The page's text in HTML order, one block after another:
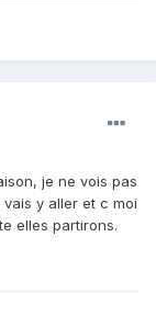
je ne vois pas
y aller et c moi
elles partirons.